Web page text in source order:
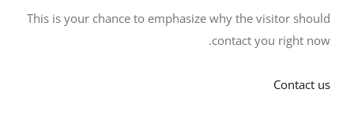
This is your chance to emphasize why the visitor should
contact you right now.
Contact us